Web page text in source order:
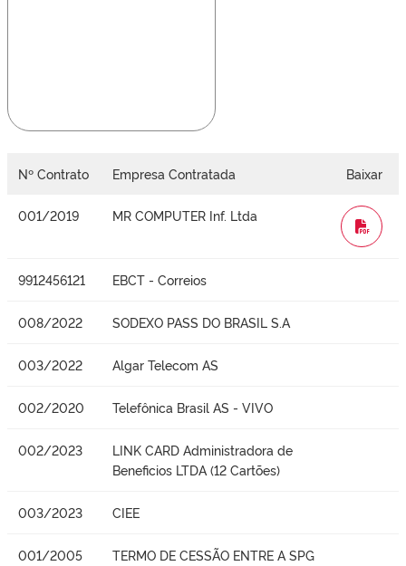
Nº Contrato Empresa Contratada Baixar
001/2019 MR COMPUTER Inf. Ltda
WORD
9912456121 EBCT - Correios
008/2022 SODEXO PASS DO BRASIL S.A
003/2022 Algar Telecom AS
002/2020 Telefônica Brasil AS - VIVO
002/2023
LINK CARD Administradora de
Beneficios LTDA (12 Cartões)
003/2023 CIEE
001/2005
TERMO DE CESSÃO ENTRE A SPG